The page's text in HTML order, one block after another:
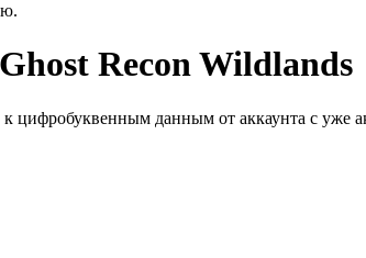
Recon Wildlands
данным от аккаунта с уже